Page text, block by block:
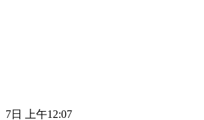
7日 上午12:07